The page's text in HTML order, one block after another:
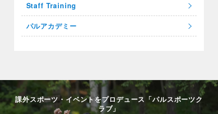
Staff Training
パルアカデミー
課外スポーツ・イベントをプロデュース「パルスポーツク
ラブ」